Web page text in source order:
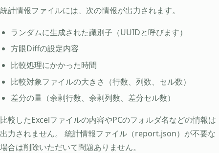
統計情報ファイルには、次の情報が出力されます。
ランダムに生成された識別子（UUIDと呼びます）
方眼Diffの設定内容
比較処理にかかった時間
比較対象ファイルの大きさ（行数、列数、セル数）
差分の量（余剰行数、余剰列数、差分セル数）
比較したExcelファイルの内容やPCのフォルダ名などの情報は
出力されません。 統計情報ファイル（report.json）が不要な
場合は削除いただいて問題ありません。